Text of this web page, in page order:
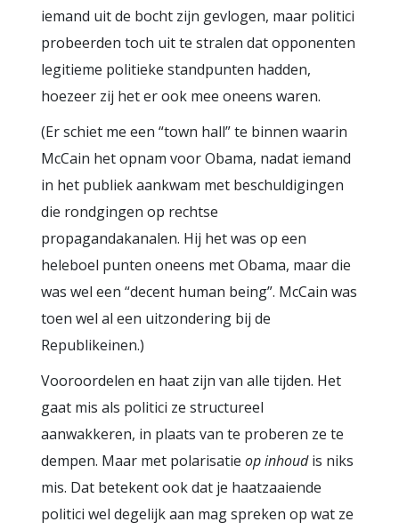
iemand uit de bocht zijn gevlogen, maar politici
probeerden toch uit te stralen dat opponenten
legitieme politieke standpunten hadden,
hoezeer zij het er ook mee oneens waren.
(Er schiet me een “town hall” te binnen waarin
McCain het opnam voor Obama, nadat iemand
in het publiek aankwam met beschuldigingen
die rondgingen op rechtse
propagandakanalen. Hij het was op een
heleboel punten oneens met Obama, maar die
was wel een “decent human being”. McCain was
toen wel al een uitzondering bij de
Republikeinen.)
Vooroordelen en haat zijn van alle tijden. Het
gaat mis als politici ze structureel
aanwakkeren, in plaats van te proberen ze te
dempen. Maar met polarisatie op inhoudis niks
mis. Dat betekent ook dat je haatzaaiende
politici wel degelijk aan mag spreken op wat ze